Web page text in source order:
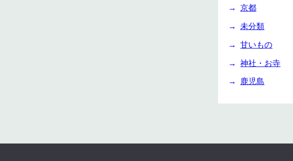
京都
未分類
甘いもの
神社・お寺
鹿児島